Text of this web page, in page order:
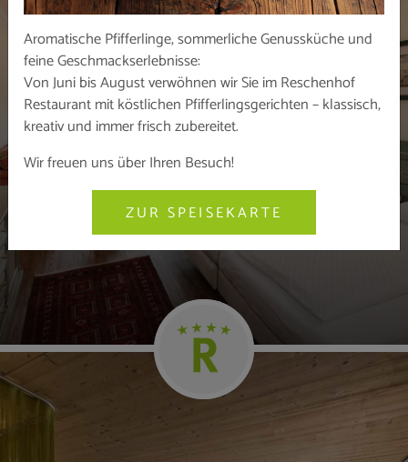
Aromatische Pfifferlinge, sommerliche Genussküche und
feine Geschmackserlebnisse:
Von Juni bis August verwöhnen wir Sie im Reschenhof
Restaurant mit köstlichen Pfifferlingsgerichten – klassisch,
kreativ und immer frisch zubereitet.
Wir freuen uns über Ihren Besuch!
ZUR SPEISEKARTE
BALKON MIT BERGBLICK
Zimmer „Business“